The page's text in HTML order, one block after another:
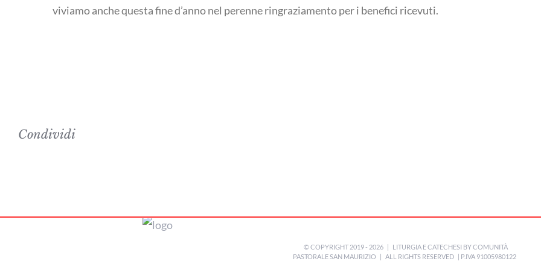
viviamo anche questa fine d’anno nel perenne ringraziamento per i benefici ricevuti.
Condividi
© COPYRIGHT 2019 - 2026 | LITURGIA E CATECHESI BYCOMUNITÀ
PASTORALE SAN MAURIZIO | ALL RIGHTS RESERVED | P.IVA 91005980122